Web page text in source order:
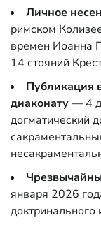
Личное
римском
времен Иоанна
14 стояний
Публикация
диаконату— 4
догматический
января 2026
доктринального